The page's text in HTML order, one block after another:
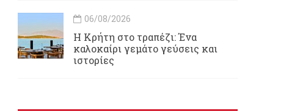
06/08/2026
Η Κρήτη στο τραπέζι: Ένα
καλοκαίρι γεμάτο γεύσεις και
ιστορίες